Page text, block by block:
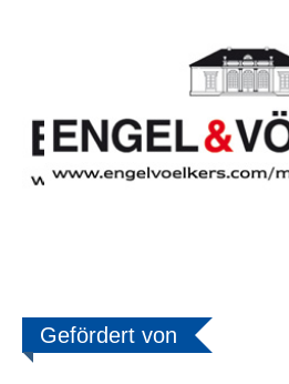
Gefördert von